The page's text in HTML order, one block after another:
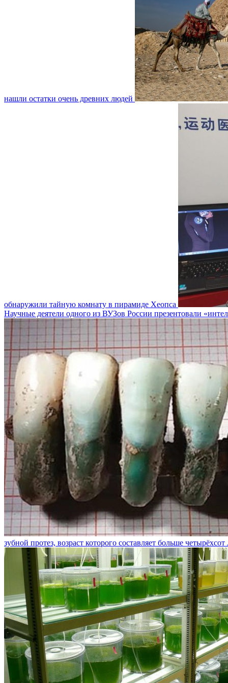
нашли остатки очень древних людей
обнаружили тайную комнату в пирамиде Хеопса
Научные деятели одного из ВУЗов России презентовали
зубной протез, возраст которого составляет больше четырёхсот